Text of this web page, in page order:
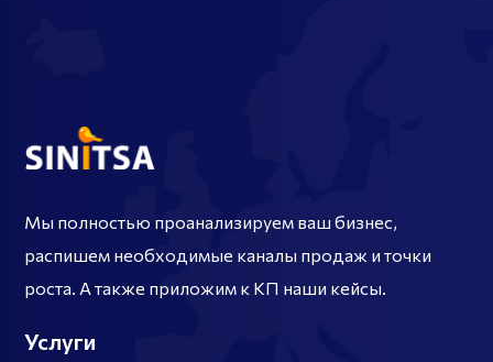
Мы полностью проанализируем ваш бизнес,
распишем необходимые каналы продаж и точки
роста. А также приложим к КП наши кейсы.
Услуги